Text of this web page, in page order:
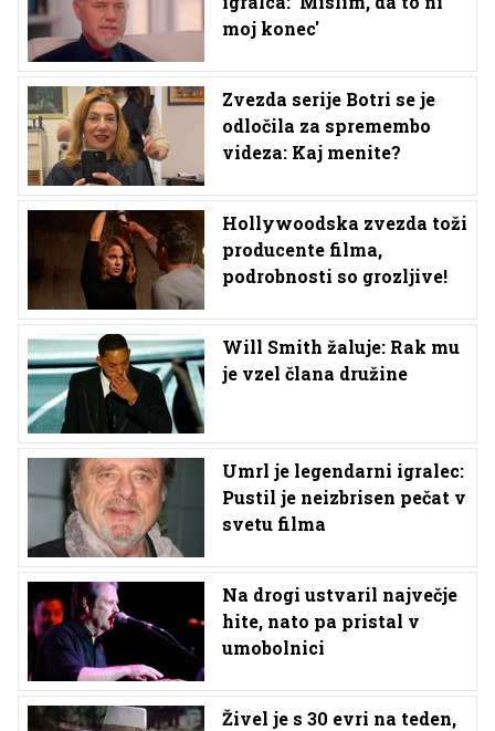
moj konec'
Zvezda serije Botri se je
odločila za spremembo
videza: Kaj menite?
Hollywoodska zvezda toži
producente filma,
podrobnosti so grozljive!
Will Smith žaluje: Rak mu
je vzel člana družine
Umrl je legendarni igralec:
Pustil je neizbrisen pečat v
svetu filma
Na drogi ustvaril največje
hite, nato pa pristal v
umobolnici
Živel je s 30 evri na teden,